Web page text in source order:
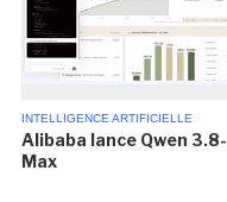
INTELLIGENCE ARTIFICIELLE
Alibaba lance Qwen 3.8-
Max